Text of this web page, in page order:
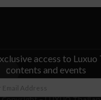
access to
contents and events